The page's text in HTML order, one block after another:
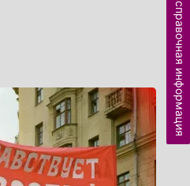
справочная информация